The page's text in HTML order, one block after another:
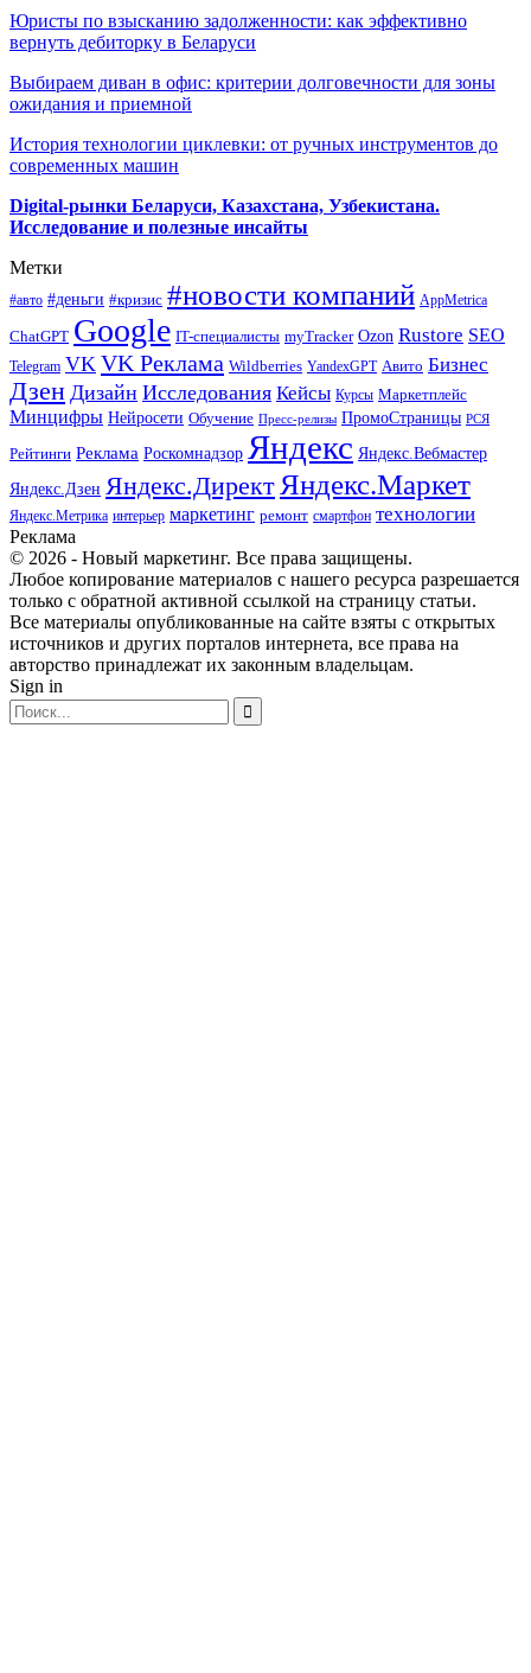
Юристы по взысканию задолженности: как эффективно
вернуть дебиторку в Беларуси
Выбираем диван в офис: критерии долговечности для зоны
ожидания и приемной
История технологии циклевки: от ручных инструментов до
современных машин
Digital-рынки Беларуси, Казахстана, Узбекистана.
Исследование и полезные инсайты
Метки
#авто #деньги #кризис #новости компаний AppMetrica
ChatGPT Google IT-специалисты myTracker Ozon Rustore SEO
Telegram VK VK Реклама Wildberries YandexGPT Авито Бизнес
Дзен Дизайн Исследования Кейсы Курсы Маркетплейс
Минцифры Нейросети Обучение Пресс-релизы ПромоСтраницы РСЯ
Рейтинги Реклама Роскомнадзор Яндекс Яндекс.Вебмастер
Яндекс.Дзен Яндекс.ДиректЯндекс.Маркет
Яндекс.Метрика интерьер маркетинг ремонт смартфон технологии
Реклама
© 2026 - Новый маркетинг. Все права защищены.
Любое копирование материалов с нашего ресурса разрешается
только с обратной активной ссылкой на страницу статьи.
Все материалы опубликованные на сайте взяты с открытых
источников и других порталов интернета, все права на
авторство принадлежат их законным владельцам.
Sign in